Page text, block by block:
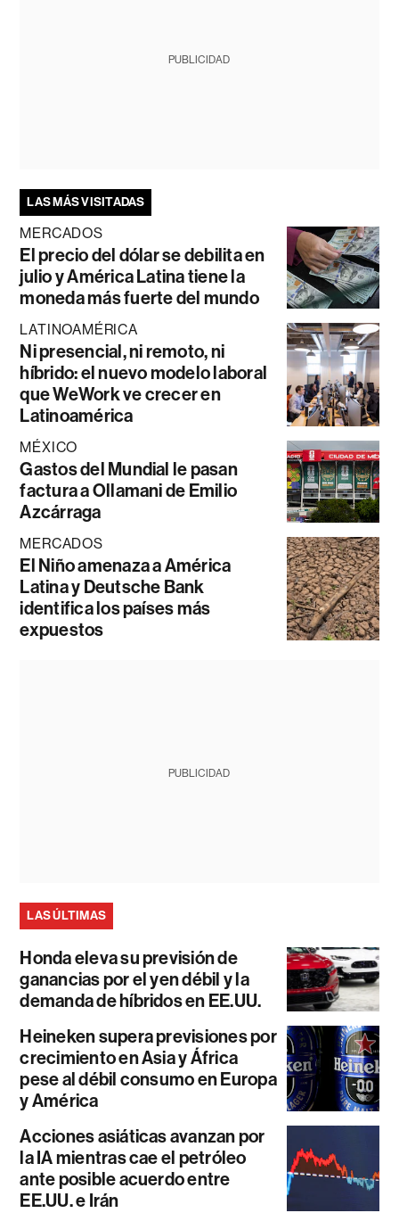
PUBLICIDAD
LAS MÁS VISITADAS
MERCADOS
El precio del dólar se debilita en
julio y América Latina tiene la
moneda más fuerte del mundo
LATINOAMÉRICA
Ni presencial, ni remoto, ni
híbrido: el nuevo modelo laboral
que WeWork ve crecer en
Latinoamérica
MÉXICO
Gastos del Mundial le pasan
factura a Ollamani de Emilio
Azcárraga
MERCADOS
El Niño amenaza a América
Latina y Deutsche Bank
identifica los países más
expuestos
PUBLICIDAD
LAS ÚLTIMAS
Honda eleva su previsión de
ganancias por el yen débil y la
demanda de híbridos en EE.UU.
Heineken supera previsiones por
crecimiento en Asia y África
pese al débil consumo en Europa
y América
Acciones asiáticas avanzan por
la IA mientras cae el petróleo
ante posible acuerdo entre
EE.UU. e Irán